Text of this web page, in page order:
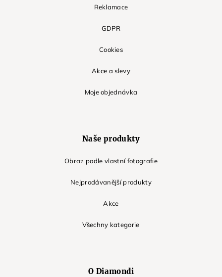
Reklamace
GDPR
Cookies
Akce a slevy
Moje objednávka
Naše produkty
Obraz podle vlastní fotografie
Nejprodávanější produkty
Akce
Všechny kategorie
O Diamondi